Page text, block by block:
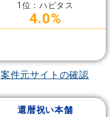
1位：ハピタス
4.0%
案件元サイトの確認
還暦祝い本舗